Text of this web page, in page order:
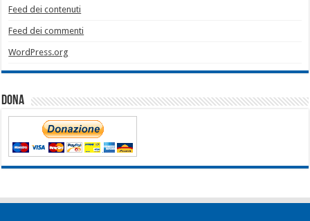
Feed dei contenuti
Feed dei commenti
WordPress.org
Dona